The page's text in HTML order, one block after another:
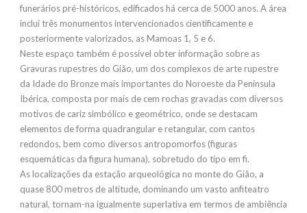
funerários pré-históricos, edificados há cerca de 5000 anos. A área
inclui três monumentos intervencionados cientificamente e
posteriormente valorizados, as Mamoas 1, 5 e 6.
Neste espaço também é possível obter informação sobre as
Gravuras rupestres do Gião, um dos complexos de arte rupestre
da Idade do Bronze mais importantes do Noroeste da Península
Ibérica, composta por mais de cem rochas gravadas com diversos
motivos de cariz simbólico e geométrico, onde se destacam
elementos de forma quadrangular e retangular, com cantos
redondos, bem como diversos antropomorfos (figuras
esquemáticas da figura humana), sobretudo do tipo em fi.
As localizações da estação arqueológica no monte do Gião, a
quase 800 metros de altitude, dominando um vasto anfiteatro
natural, tornam-na igualmente superlativa em termos de ambiência